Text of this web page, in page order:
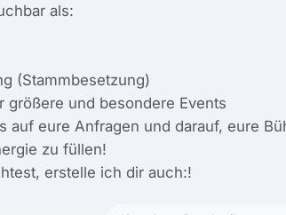
als:
(Stammbesetzung)
größere und besondere Events
auf eure Anfragen und darauf, eure
zu füllen!
erstelle ich dir auch:!